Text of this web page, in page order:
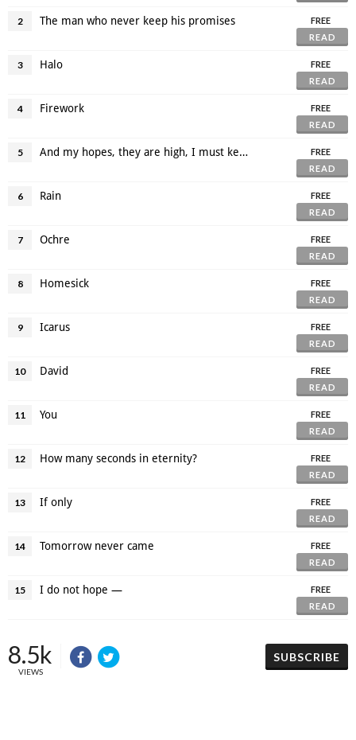
2 The man who never keep his promises
FREE
READ
3 Halo
FREE
READ
4 Firework
FREE
READ
5 And my hopes, they are high, I must keep them small
FREE
READ
6 Rain
FREE
READ
7 Ochre
FREE
READ
8 Homesick
FREE
READ
9 Icarus
FREE
READ
10 David
FREE
READ
11 You
FREE
READ
12 How many seconds in eternity?
FREE
READ
13 If only
FREE
READ
14 Tomorrow never came
FREE
READ
15 I do not hope —
FREE
READ
8.5k
VIEWS
SUBSCRIBE